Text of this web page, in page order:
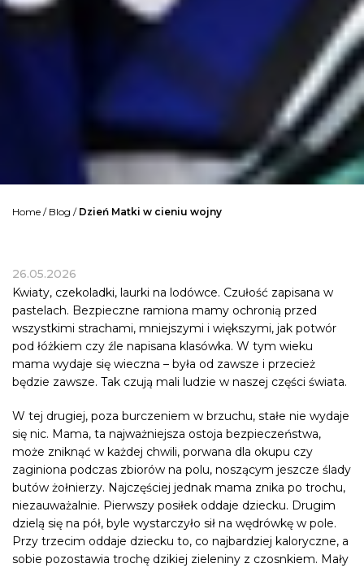
Home / Blog / Dzień Matki w cieniu wojny
26.05.2026
Kwiaty, czekoladki, laurki na lodówce. Czułość zapisana w
pastelach. Bezpieczne ramiona mamy ochronią przed
wszystkimi strachami, mniejszymi i większymi, jak potwór
pod łóżkiem czy źle napisana klasówka. W tym wieku
mama wydaje się wieczna – była od zawsze i przecież
będzie zawsze. Tak czują mali ludzie w naszej części świata.
W tej drugiej, poza burczeniem w brzuchu, stałe nie wydaje
się nic. Mama, ta najważniejsza ostoja bezpieczeństwa,
może zniknąć w każdej chwili, porwana dla okupu czy
zaginiona podczas zbiorów na polu, noszącym jeszcze ślady
butów żołnierzy. Najczęściej jednak mama znika po trochu,
niezauważalnie. Pierwszy posiłek oddaje dziecku. Drugim
dzielą się na pół, byle wystarczyło sił na wędrówkę w pole.
Przy trzecim oddaje dziecku to, co najbardziej kaloryczne, a
sobie pozostawia trochę dzikiej zieleniny z czosnkiem. Mały